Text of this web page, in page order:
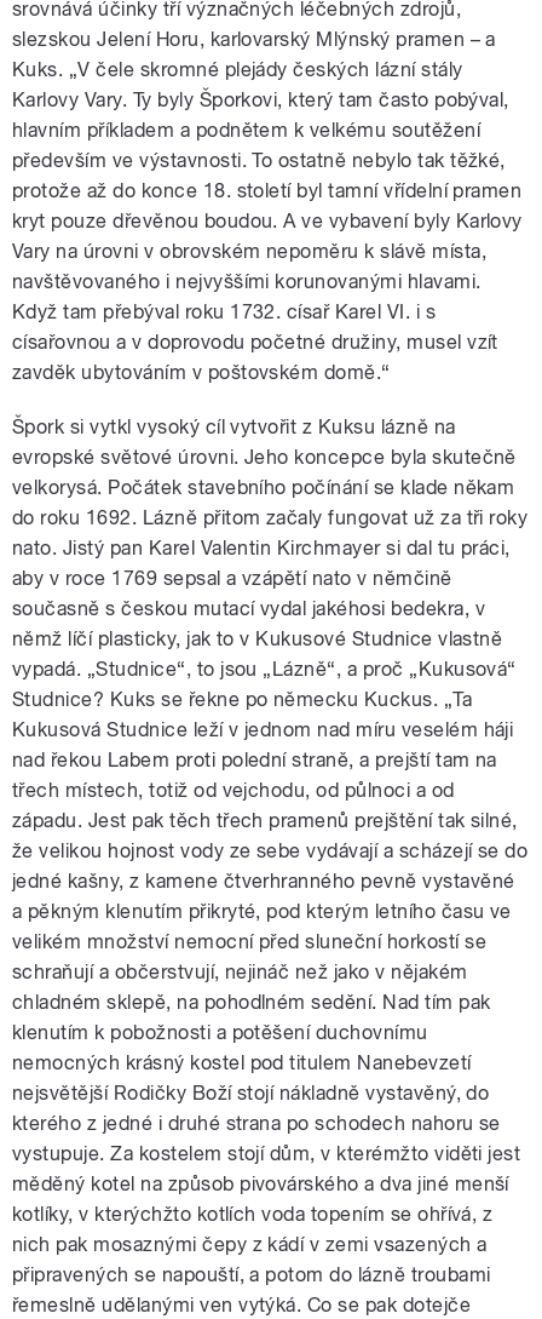
srovnává účinky tří význačných léčebných zdrojů,
slezskou Jelení Horu, karlovarský Mlýnský pramen – a
Kuks. „V čele skromné plejády českých lázní stály
Karlovy Vary. Ty byly Šporkovi, který tam často pobýval,
hlavním příkladem a podnětem k velkému soutěžení
především ve výstavnosti. To ostatně nebylo tak těžké,
protože až do konce 18. století byl tamní vřídelní pramen
kryt pouze dřevěnou boudou. A ve vybavení byly Karlovy
Vary na úrovni v obrovském nepoměru k slávě místa,
navštěvovaného i nejvyššími korunovanými hlavami.
Když tam přebýval roku 1732. císař Karel VI. i s
císařovnou a v doprovodu početné družiny, musel vzít
zavděk ubytováním v poštovském domě.“
Špork si vytkl vysoký cíl vytvořit z Kuksu lázně na
evropské světové úrovni. Jeho koncepce byla skutečně
velkorysá. Počátek stavebního počínání se klade někam
do roku 1692. Lázně přitom začaly fungovat už za tři roky
nato. Jistý pan Karel Valentin Kirchmayer si dal tu práci,
aby v roce 1769 sepsal a vzápětí nato v němčině
současně s českou mutací vydal jakéhosi bedekra, v
němž líčí plasticky, jak to v Kukusové Studnice vlastně
vypadá. „Studnice“, to jsou „Lázně“, a proč „Kukusová“
Studnice? Kuks se řekne po německu Kuckus. „Ta
Kukusová Studnice leží v jednom nad míru veselém háji
nad řekou Labem proti polední straně, a prejští tam na
třech místech, totiž od vejchodu, od půlnoci a od
západu. Jest pak těch třech pramenů prejštění tak silné,
že velikou hojnost vody ze sebe vydávají a scházejí se do
jedné kašny, z kamene čtverhranného pevně vystavěné
a pěkným klenutím přikryté, pod kterým letního času ve
velikém množství nemocní před sluneční horkostí se
schraňují a občerstvují, nejináč než jako v nějakém
chladném sklepě, na pohodlném sedění. Nad tím pak
klenutím k pobožnosti a potěšení duchovnímu
nemocných krásný kostel pod titulem Nanebevzetí
nejsvětější Rodičky Boží stojí nákladně vystavěný, do
kterého z jedné i druhé strana po schodech nahoru se
vystupuje. Za kostelem stojí dům, v kterémžto viděti jest
měděný kotel na způsob pivovárského a dva jiné menší
kotlíky, v kterýchžto kotlích voda topením se ohřívá, z
nich pak mosaznými čepy z kádí v zemi vsazených a
připravených se napouští, a potom do lázně troubami
řemeslně udělanými ven vytýká. Co se pak dotejče